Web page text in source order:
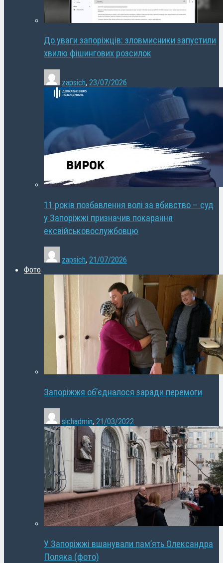
До уваги запоріжців: зловмисники запустили
хвилю фішингових розсилок
zapsich, 23/07/2026
11 років позбавлення волі за вбивство – суд
у Запоріжжі призначив покарання
ексвійськовослужбовцю
zapsich, 21/07/2026
Фото
Запоріжжя об’єдналося заради перемоги
sichadmin, 21/03/2022
У Запоріжжі вшанували пам’ять Олександра
Поляка (фото)